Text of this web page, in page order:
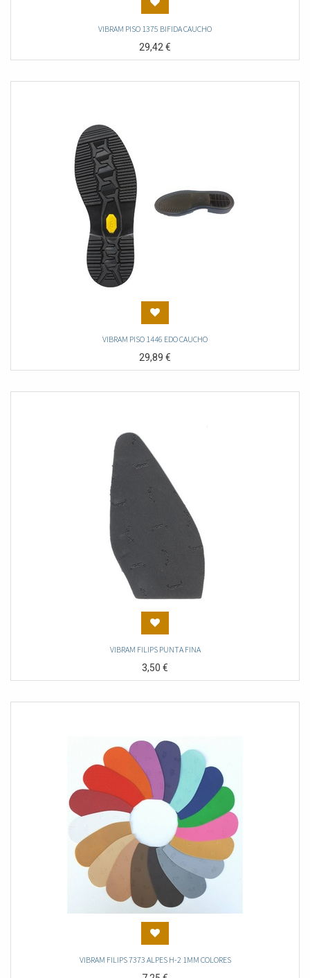
VIBRAM PISO 1375 BIFIDA CAUCHO
29,42€
VIBRAM PISO 1446 EDO CAUCHO
29,89€
VIBRAM FILIPS PUNTA FINA
3,50€
VIBRAM FILIPS 7373 ALPES H-2 1MM COLORES